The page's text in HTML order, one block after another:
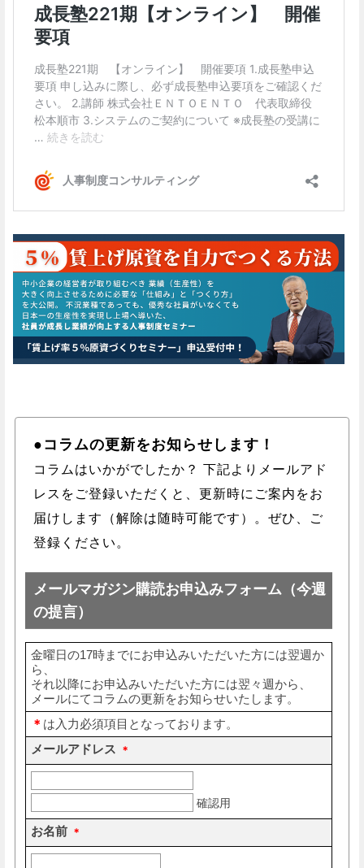
●コラムの更新をお知らせします！
コラムはいかがでしたか？ 下記よりメールアド
レスをご登録いただくと、更新時にご案内をお
届けします（解除は随時可能です）。ぜひ、ご
登録ください。